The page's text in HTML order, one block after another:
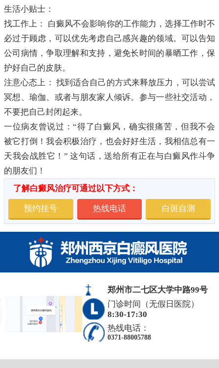
生活小贴士：
找工作上： 白癜风不会影响你的工作能力，选择工作时不
必过于顾虑，可以优先考虑自己感兴趣的领域。可以告知
公司病情，争取理解和支持，避免长时间的暴晒工作，保
护好自己的皮肤。
注意心态上： 找到适合自己的方式来释放压力，可以尝试
冥想、瑜伽、或者与朋友家人倾诉。参与一些社交活动，
不要把自己封闭起来。
一位病友曾说过：“得了白癜风，确实很痛苦，但我不会
被它打倒！我会积极治疗，也会好好生活，我相信总有一
天我会战胜它！” 这句话，送给所有正在与白癜风作斗争
的朋友们！
了解白癜风治疗可通过以下方式：
预约挂号 热线电话 白斑自测
郑州市二七区大学中路99号
门诊时间（无假日医院）
8:30-17:30
热线电话：
0371-88005788